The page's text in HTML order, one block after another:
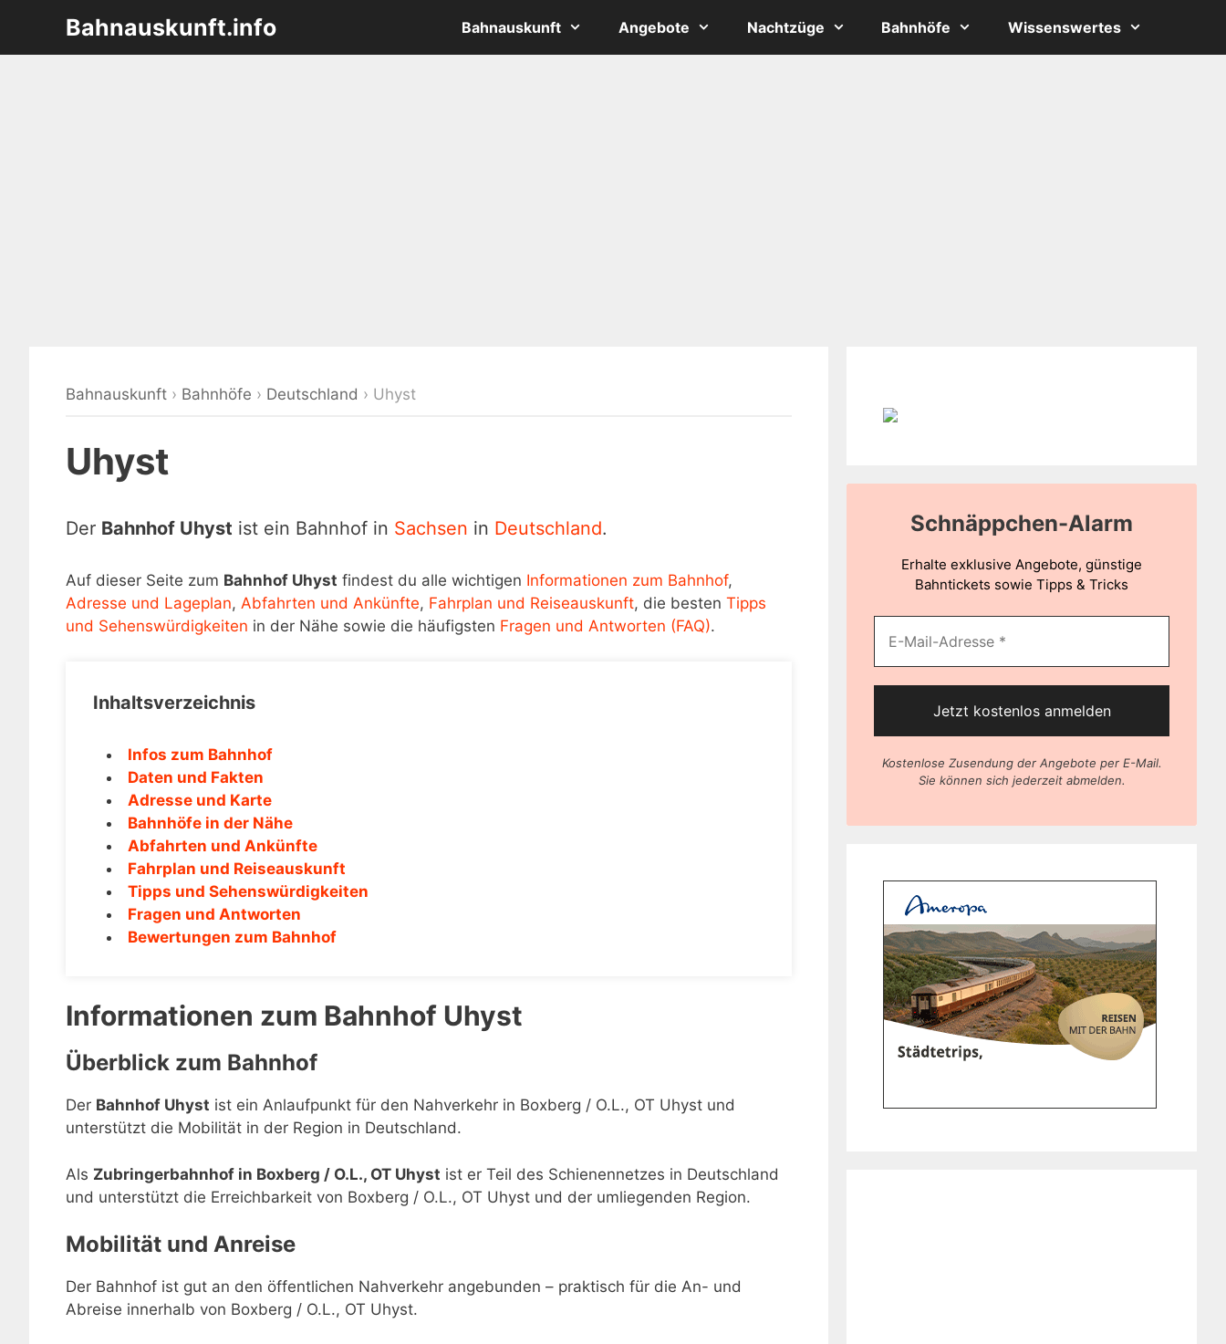
springen
Bahnauskunft.info Bahnauskunft Angebote Nachtzüge Bahnhöfe Wissenswertes
Bahnauskunft › Bahnhöfe › Deutschland › Uhyst
Uhyst
Der Bahnhof Uhyst ist ein Bahnhof in Sachsen in Deutschland.
Auf dieser Seite zum Bahnhof Uhyst findest du alle wichtigen Informationen zum Bahnhof,
Adresse und Lageplan, Abfahrten und Ankünfte, Fahrplan und Reiseauskunft, die besten Tipps
und Sehenswürdigkeiten in der Nähe sowie die häufigsten Fragen und Antworten (FAQ).
Inhaltsverzeichnis
Infos zum Bahnhof
Daten und Fakten
Adresse und Karte
Bahnhöfe in der Nähe
Abfahrten und Ankünfte
Fahrplan und Reiseauskunft
Tipps und Sehenswürdigkeiten
Fragen und Antworten
Bewertungen zum Bahnhof
Informationen zum Bahnhof Uhyst
Überblick zum Bahnhof
Der Bahnhof Uhyst ist ein Anlaufpunkt für den Nahverkehr in Boxberg / O.L., OT Uhyst und
unterstützt die Mobilität in der Region in Deutschland.
Als Zubringerbahnhof in Boxberg / O.L., OT Uhyst ist er Teil des Schienennetzes in Deutschland
und unterstützt die Erreichbarkeit von Boxberg / O.L., OT Uhyst und der umliegenden Region.
Mobilität und Anreise
Der Bahnhof ist gut an den öffentlichen Nahverkehr angebunden – praktisch für die An- und
Abreise innerhalb von Boxberg / O.L., OT Uhyst.
Schnäppchen-Alarm
Erhalte exklusive Angebote, günstige
Bahntickets sowie Tipps & Tricks
Kostenlose Zusendung der Angebote per E-Mail.
Sie können sich jederzeit abmelden.